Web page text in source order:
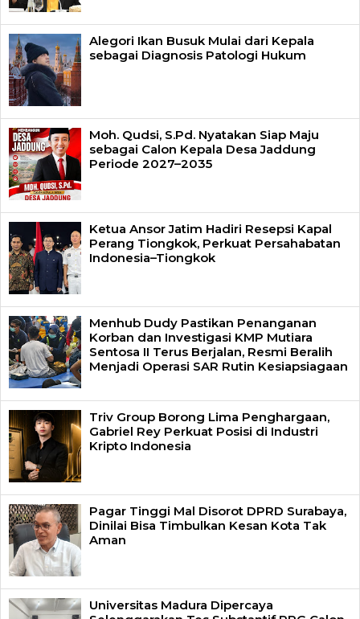
Alegori Ikan Busuk Mulai dari Kepala
sebagai Diagnosis Patologi Hukum
Moh. Qudsi, S.Pd. Nyatakan Siap Maju
sebagai Calon Kepala Desa Jaddung
Periode 2027–2035
Ketua Ansor Jatim Hadiri Resepsi Kapal
Perang Tiongkok, Perkuat Persahabatan
Indonesia–Tiongkok
Menhub Dudy Pastikan Penanganan
Korban dan Investigasi KMP Mutiara
Sentosa II Terus Berjalan, Resmi Beralih
Menjadi Operasi SAR Rutin Kesiapsiagaan
Triv Group Borong Lima Penghargaan,
Gabriel Rey Perkuat Posisi di Industri
Kripto Indonesia
Pagar Tinggi Mal Disorot DPRD Surabaya,
Dinilai Bisa Timbulkan Kesan Kota Tak
Aman
Universitas Madura Dipercaya